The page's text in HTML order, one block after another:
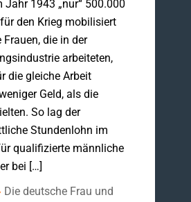
Jahr 1943 „nur“ 500.000
den Krieg mobilisiert
Frauen, die in der
arbeiteten,
die gleiche Arbeit
Geld, als die
So lag der
Stundenlohn im
qualifizierte männliche
bei […]
Die deutsche Frau und